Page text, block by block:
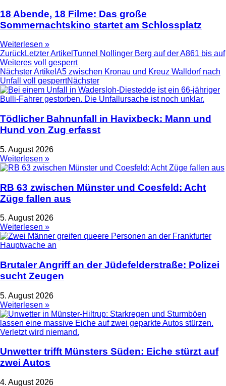
18 Abende, 18 Filme: Das große
Sommernachtskino startet am Schlossplatz
Weiterlesen »
ZurückLetzter Artikel Tunnel Nollinger Berg auf der A861 bis auf
Weiteres voll gesperrt
Nächster Artikel A5 zwischen Kronau und Kreuz Walldorf nach
Unfall voll gesperrtNächster
Tödlicher Bahnunfall in Havixbeck: Mann und
Hund von Zug erfasst
5. August 2026
Weiterlesen »
RB 63 zwischen Münster und Coesfeld: Acht
Züge fallen aus
5. August 2026
Weiterlesen »
Brutaler Angriff an der Jüdefelderstraße: Polizei
sucht Zeugen
5. August 2026
Weiterlesen »
Unwetter trifft Münsters Süden: Eiche stürzt auf
zwei Autos
4. August 2026